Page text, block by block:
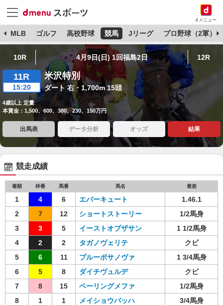
dメニュー
MLB ゴルフ 高校野球 競馬 Jリーグ プロ野球（2軍）
10R 4月9日(日) 1回福島2日 12R
11R
15:20
米沢特別
ダート 右・1,700m 15頭
4歳以上 定量
本賞金：1,500、600、380、230、150万円
出馬表 データ分析 オッズ 結果
競走成績
着順 枠番 馬番 馬名 着差
1 4 6 エバーキュート
1.46.1
2
7 12 ショートストーリー
1/2馬身
3
3 5 イーストオブザサン
1 1/2馬身
4
2 2 タガノヴェリテ
クビ
5
6 11 ブルーボサノヴァ
1 3/4馬身
6
5 8 ダイチヴュルデ
クビ
7
8 15 ベーリングメファ
1/2馬身
8
1 1 メイショウバッハ
3/4馬身